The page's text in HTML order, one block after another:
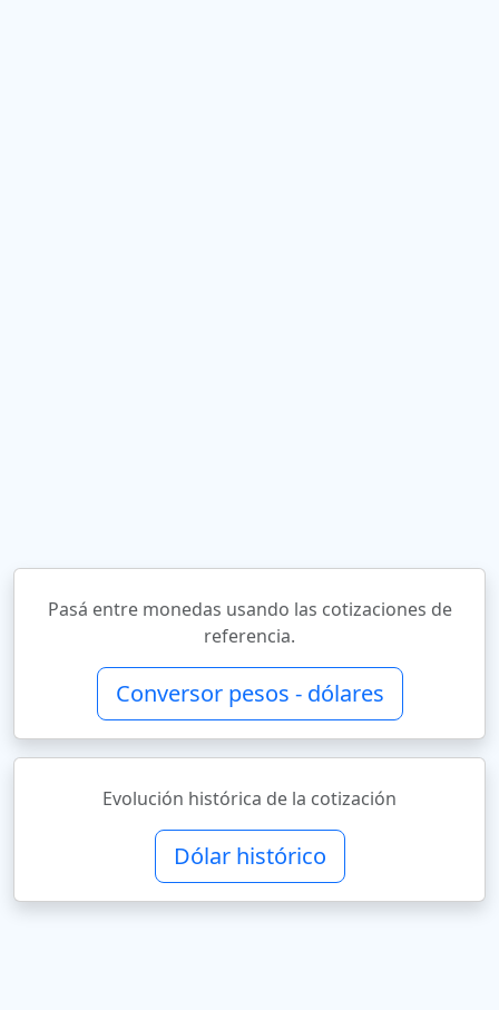
Pasá entre monedas usando las cotizaciones de
referencia.
Conversor pesos - dólares
Evolución histórica de la cotización
Dólar histórico